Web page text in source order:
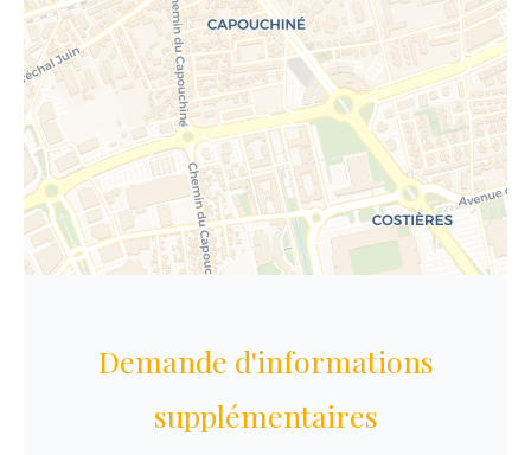
Demande d'informations
supplémentaires